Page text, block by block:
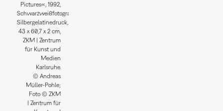
Pictures«, 1992,
Schwarzweißfotografie;
Silbergelatinedruck,
43 x 60,7 x 2 cm,
ZKM | Zentrum
für Kunst und
Medien
Karlsruhe.
© Andreas
Müller-Pohle;
Foto © ZKM
| Zentrum für